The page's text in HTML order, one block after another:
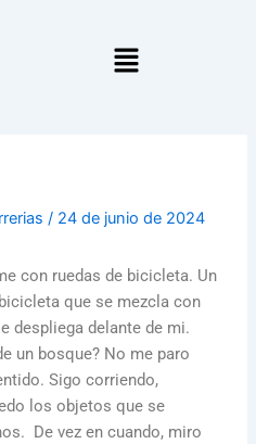
Menú
/ 24 de junio de 2024
con ruedas de bicicleta. Un
que se mezcla con
despliega delante de mi.
un bosque? No me paro
Sigo corriendo,
los objetos que se
De vez en cuando, miro